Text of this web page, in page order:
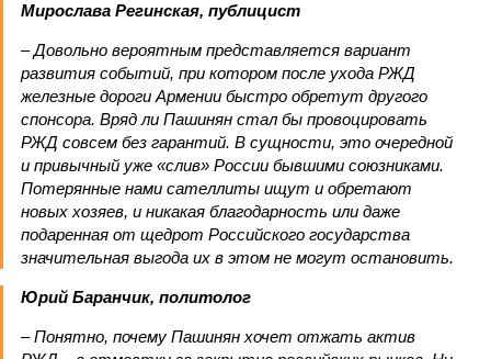
Мирослава Регинская, публицист
– Довольно вероятным представляется вариант
развития событий, при котором после ухода РЖД
железные дороги Армении быстро обретут другого
спонсора. Вряд ли Пашинян стал бы провоцировать
РЖД совсем без гарантий. В сущности, это очередной
и привычный уже «слив» России бывшими союзниками.
Потерянные нами сателлиты ищут и обретают
новых хозяев, и никакая благодарность или даже
подаренная от щедрот Российского государства
значительная выгода их в этом не могут остановить.
Юрий Баранчик, политолог
– Понятно, почему Пашинян хочет отжать актив